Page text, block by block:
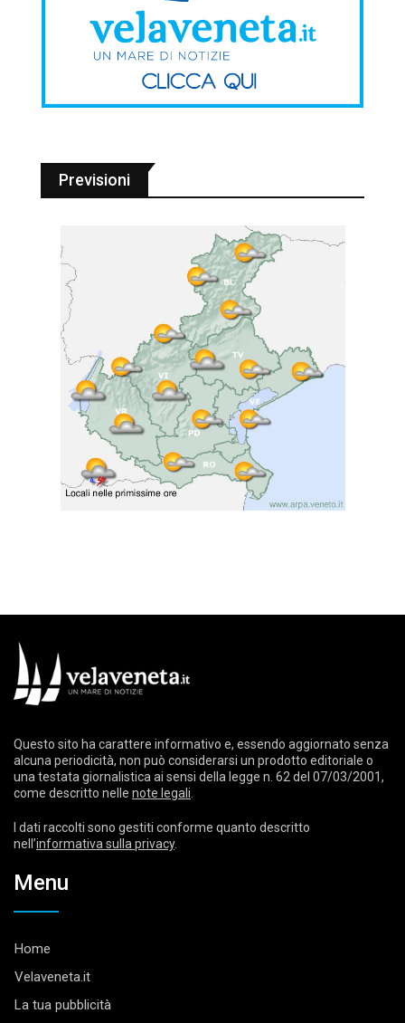
Previsioni
Questo sito ha carattere informativo e, essendo aggiornato senza
alcuna periodicità, non può considerarsi un prodotto editoriale o
una testata giornalistica ai sensi della legge n. 62 del 07/03/2001,
come descritto nelle note legali
I dati raccolti sono gestiti conforme quanto descritto
nell’informativa sulla privacy.
Menu
Home
Velaveneta.it
La tua pubblicità